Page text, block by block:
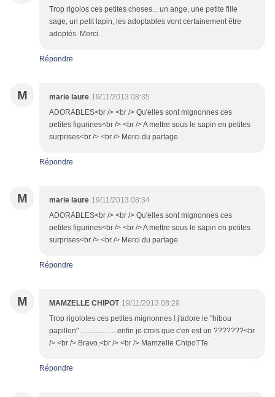
Trop rigolos ces petites choses... un ange, une petite fille
sage, un petit lapin, les adoptables vont certainement être
adoptés. Merci.
Répondre
M marie laure 19/11/2013 08:35
ADORABLES<br /> <br /> Qu'elles sont mignonnes ces
petites figurines<br /> <br /> A mettre sous le sapin en petites
surprises<br /> <br /> Merci du partage
Répondre
M marie laure 19/11/2013 08:34
ADORABLES<br /> <br /> Qu'elles sont mignonnes ces
petites figurines<br /> <br /> A mettre sous le sapin en petites
surprises<br /> <br /> Merci du partage
Répondre
M MAMZELLE CHIPOT 19/11/2013 08:29
Trop rigolotes ces petites mignonnes ! j'adore le "hibou
papillon" ....................enfin je crois que c'en est un ???????<br
/> <br /> Bravo.<br /> <br /> Mamzelle ChipoTTe
Répondre